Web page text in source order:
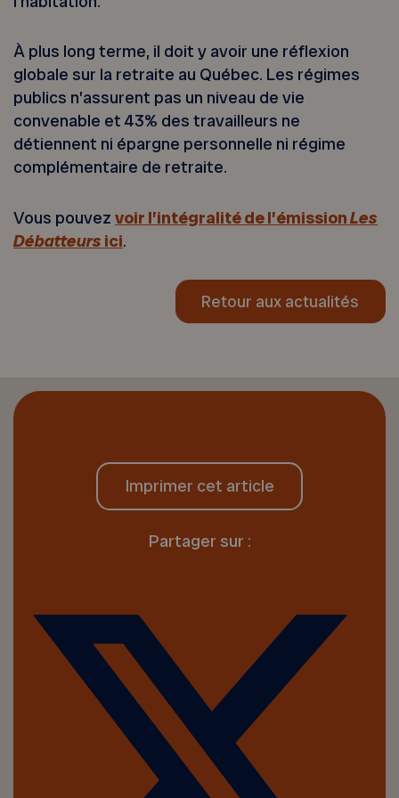
À plus long terme, il doit y avoir une réflexion
globale sur la retraite au Québec. Les régimes
publics n’assurent pas un niveau de vie
convenable et 43% des travailleurs ne
détiennent ni épargne personnelle ni régime
complémentaire de retraite.
Vous pouvezvoir l’intégralité de l’émissionLes
Débatteurs ici.
Retour aux actualités
Imprimer cet article
Partager sur :